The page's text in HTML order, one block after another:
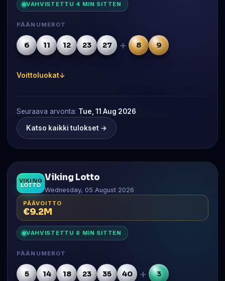
VAHVISTETTU 4 MIN SITTEN
PÄÄNUMEROT
6 11 12 23 27 + 8 9
Voittoluokat
Seuraava arvonta: Tue, 11 Aug 2026
Katso kaikki tulokset →
VIKING
LOTTO
Viking Lotto
Wednesday, 05 August 2026
PÄÄVOITTO
€9.2M
VAHVISTETTU 8 MIN SITTEN
PÄÄNUMEROT
5 14 18 23 35 40 + 3